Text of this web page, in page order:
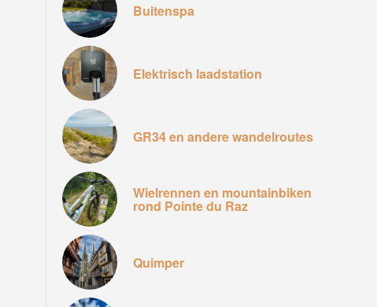
GR34 à proximité de la pointe de Bezellec
Buitenspa
Elektrisch laadstation
GR34 en andere wandelroutes
Wielrennen en mountainbiken
rond Pointe du Raz
Quimper